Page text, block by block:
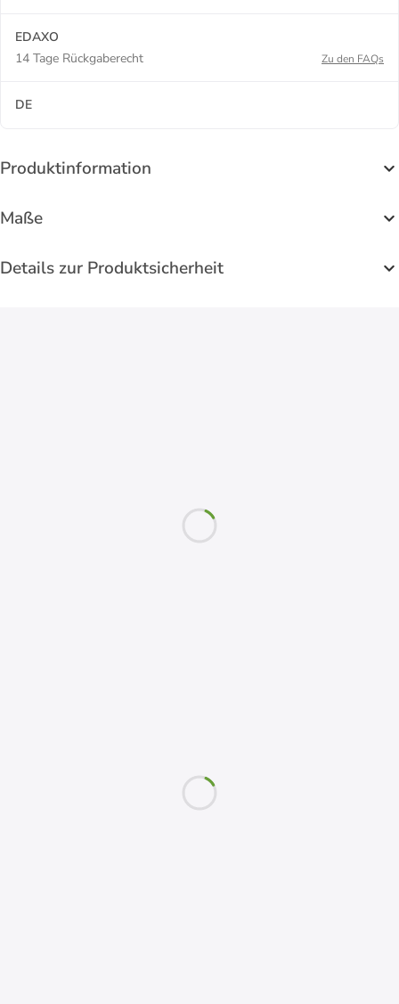
EDAXO
14 Tage Rückgaberecht
Zu den FAQs
DE
Produktinformation
Maße
Details zur Produktsicherheit